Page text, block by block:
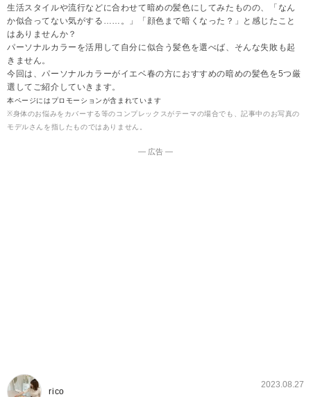
生活スタイルや流行などに合わせて暗めの髪色にしてみたものの、「なん
か似合ってない気がする……。」「顔色まで暗くなった？」と感じたこと
はありませんか？
パーソナルカラーを活用して自分に似合う髪色を選べば、そんな失敗も起
きません。
今回は、パーソナルカラーがイエベ春の方におすすめの暗めの髪色を5つ厳
選してご紹介していきます。
本ページにはプロモーションが含まれています
※身体のお悩みをカバーする等のコンプレックスがテーマの場合でも、記事中のお写真の
モデルさんを指したものではありません。
― 広告 ―
rico
2023.08.27